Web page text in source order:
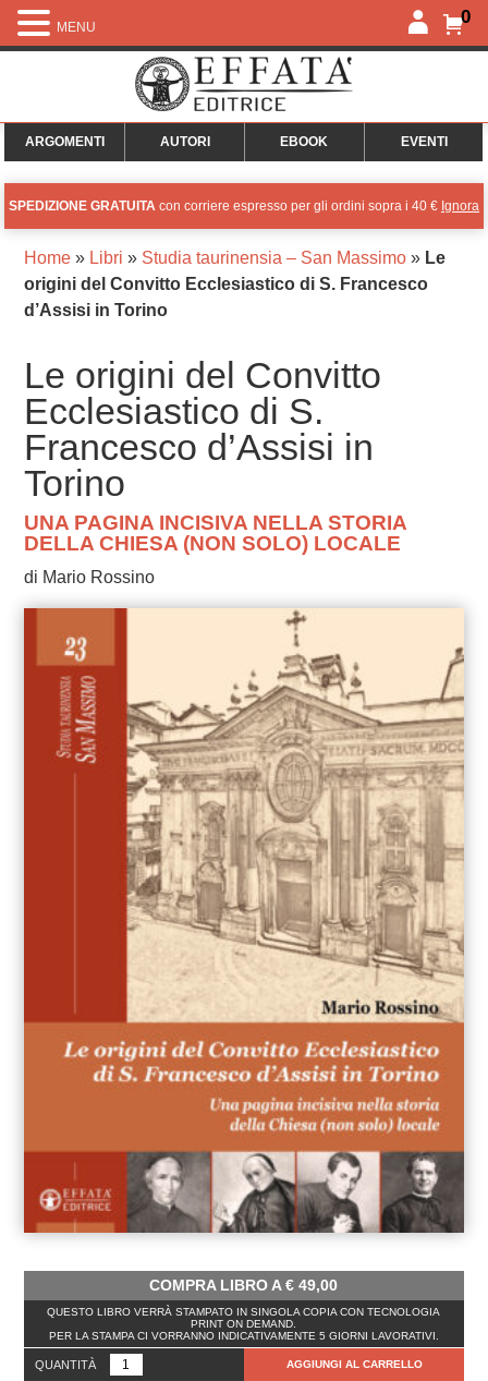
0
ARGOMENTI AUTORI EBOOK EVENTI
SPEDIZIONE GRATUITA con corriere espresso per gli ordini sopra i 40 € Ignora
Home» Libri » Studia taurinensia – San Massimo» Le
origini del Convitto Ecclesiastico di S. Francesco
d’Assisi in Torino
Le origini del Convitto
Ecclesiastico di S.
Francesco d’Assisi in
Torino
UNA PAGINA INCISIVA NELLA STORIA
DELLA CHIESA (NON SOLO) LOCALE
di Mario Rossino
COMPRA LIBRO A€ 49,00
QUESTO LIBRO VERRÀ STAMPATO IN SINGOLA COPIA CON TECNOLOGIA
PRINT ON DEMAND.
PER LA STAMPA CI VORRANNO INDICATIVAMENTE 5 GIORNI LAVORATIVI.
QUANTITÀ AGGIUNGI AL CARRELLO
MENU